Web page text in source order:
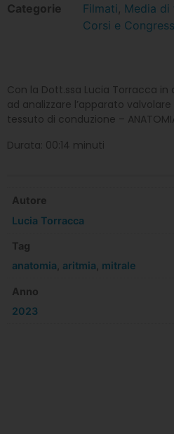
Categorie
Filmati, Media di
Corsi e
Con la Dott.ssa Lucia Torracca
ad analizzare l’apparato
tessuto di conduzione – ANATOMIA
Durata: 00:14 minuti
Autore
Lucia Torracca
Tag
anatomia aritmia mitrale
Anno
2023